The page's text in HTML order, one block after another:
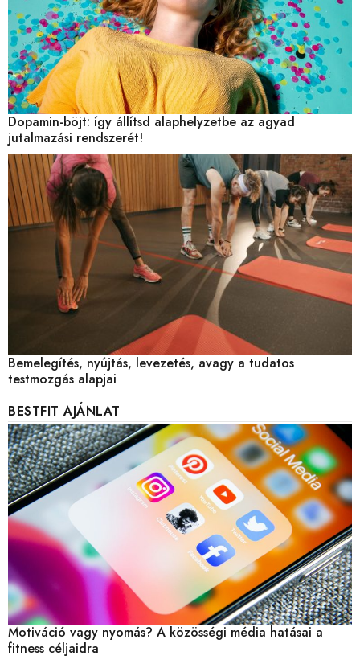
Dopamin-böjt: így állítsd alaphelyzetbe az agyad
jutalmazási rendszerét!
Bemelegítés, nyújtás, levezetés, avagy a tudatos
testmozgás alapjai
BESTFIT AJÁNLAT
Motiváció vagy nyomás? A közösségi média hatásai a
fitness céljaidra